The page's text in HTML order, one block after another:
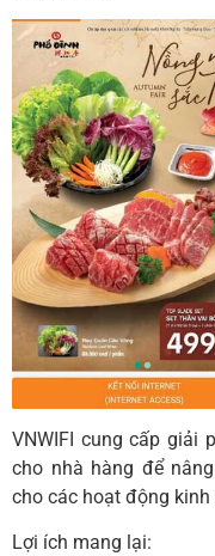
VNWIFI cung cấp giải
cho nhà hàng để
cho các hoạt động kinh
Lợi ích mang lại: